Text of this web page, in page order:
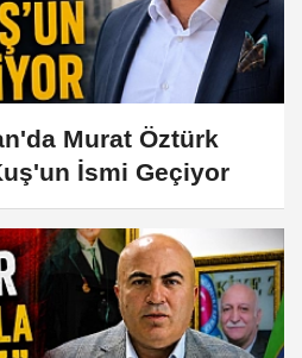
Murat Öztürk
İsmi Geçiyor